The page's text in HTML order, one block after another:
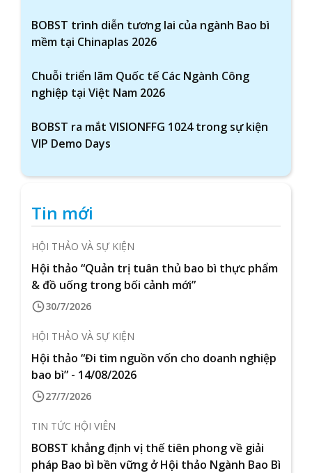
BOBST trình diễn tương lai của ngành Bao bì
mềm tại Chinaplas 2026
Chuỗi triển lãm Quốc tế Các Ngành Công
nghiệp tại Việt Nam 2026
BOBST ra mắt VISIONFFG 1024 trong sự kiện
VIP Demo Days
Tin mới
HỘI THẢO VÀ SỰ KIỆN
Hội thảo “Quản trị tuân thủ bao bì thực phẩm
& đồ uống trong bối cảnh mới”
30/7/2026
HỘI THẢO VÀ SỰ KIỆN
Hội thảo “Đi tìm nguồn vốn cho doanh nghiệp
bao bì” - 14/08/2026
27/7/2026
TIN TỨC HỘI VIÊN
BOBST khẳng định vị thế tiên phong về giải
pháp Bao bì bền vững ở Hội thảo Ngành Bao Bì